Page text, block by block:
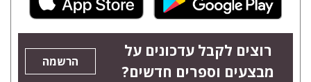
רוצים לקבל עדכונים על
מבצעים וספרים חדשים?
הרשמה